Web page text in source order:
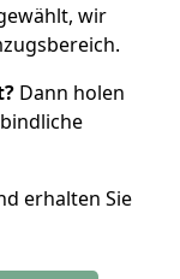
wir
Dann holen
erhalten Sie